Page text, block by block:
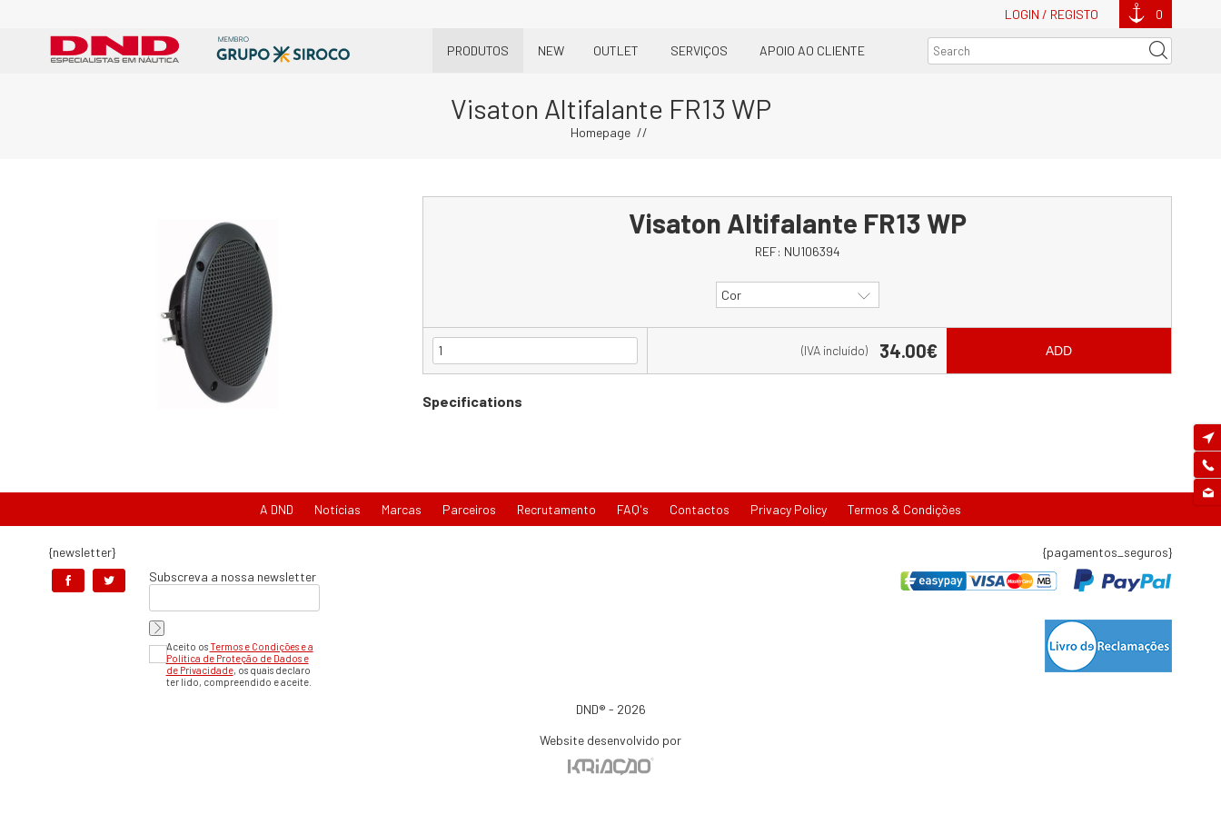
LOGIN / REGISTO 0
PRODUTOS NEW OUTLET SERVIÇOS APOIO AO CLIENTE
Visaton Altifalante FR13 WP
Homepage
Visaton Altifalante FR13 WP
REF: NU106394
Cor
(IVA incluído) 34.00€ ADD
Specifications
A DND Notícias Marcas Parceiros Recrutamento FAQ's Contactos Privacy Policy Termos & Condições
{newsletter}
Subscreva a nossa newsletter
Aceito osTermos e Condições e a
Política de Proteção de Dados e
de Privacidade, os quais declaro
ter lido, compreendido e aceite.
{pagamentos_seguros}
DND® - 2026
Website desenvolvido por